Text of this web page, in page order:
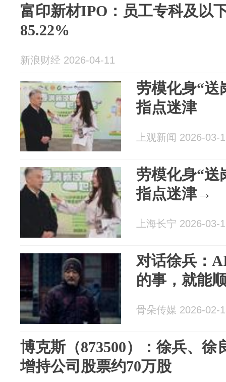
富印新材IPO：员工专科及以
85.22%
新浪财经 2026-04-11
劳模化身“送
指点迷津
上观新闻 2026-03-
劳模化身“送
指点迷津→
上海长宁 2026-03-
对话徐兵：
的事，就能
骨朵传媒 2026-02-
博克斯（873500）：徐兵、徐
增持公司股票约70万股